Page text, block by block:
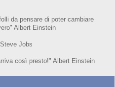
da pensare di poter cambiare
Albert Einstein
Jobs
così presto!" Albert Einstein